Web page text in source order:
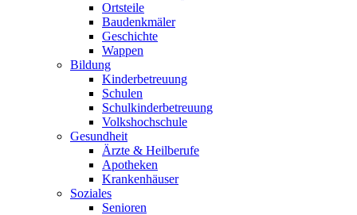
Ortsteile
Baudenkmäler
Geschichte
Wappen
Bildung
Kinderbetreuung
Schulen
Schulkinderbetreuung
Volkshochschule
Gesundheit
Ärzte & Heilberufe
Apotheken
Krankenhäuser
Soziales
Senioren